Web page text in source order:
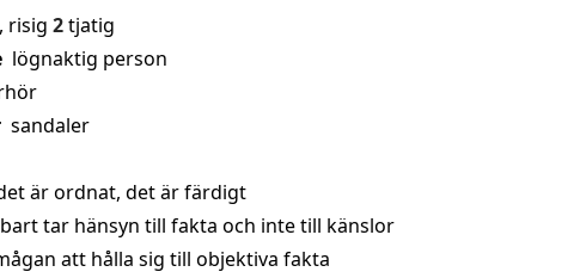
risig 2tjatig
lögnaktig person
sandaler
är ordnat, det är färdigt
tar hänsyn till fakta och inte till känslor
att hålla sig till objektiva fakta